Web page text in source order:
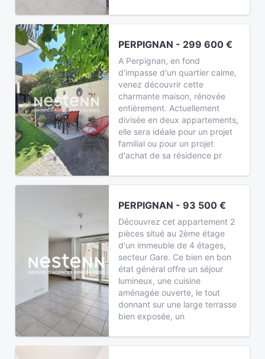
PERPIGNAN - 299 600 €
A Perpignan, en fond
d'impasse d'un quartier calme,
venez découvrir cette
charmante maison, rénovée
entièrement. Actuellement
divisée en deux appartements,
elle sera idéale pour un projet
familial ou pour un projet
d'achat de sa résidence pr
PERPIGNAN - 93 500 €
Découvrez cet appartement 2
pièces situé au 2ème étage
d'un immeuble de 4 étages,
secteur Gare. Ce bien en bon
état général offre un séjour
lumineux, une cuisine
aménagée ouverte, le tout
donnant sur une large terrasse
bien exposée, un